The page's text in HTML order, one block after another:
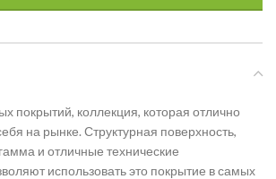
покрытий, коллекция, которая отлично
на рынке. Структурная поверхность,
и отличные технические
использовать это покрытие в самых